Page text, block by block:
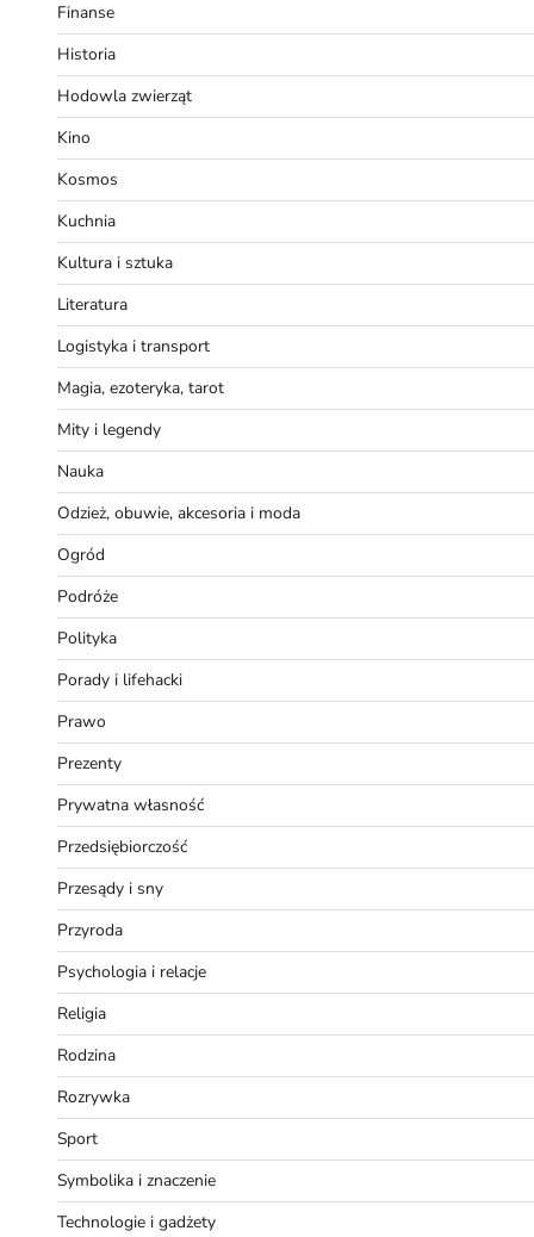
Finanse
Historia
Hodowla zwierząt
Kino
Kosmos
Kuchnia
Kultura i sztuka
Literatura
Logistyka i transport
Magia, ezoteryka, tarot
Mity i legendy
Nauka
Odzież, obuwie, akcesoria i moda
Ogród
Podróże
Polityka
Porady i lifehacki
Prawo
Prezenty
Prywatna własność
Przedsiębiorczość
Przesądy i sny
Przyroda
Psychologia i relacje
Religia
Rodzina
Rozrywka
Sport
Symbolika i znaczenie
Technologie i gadżety